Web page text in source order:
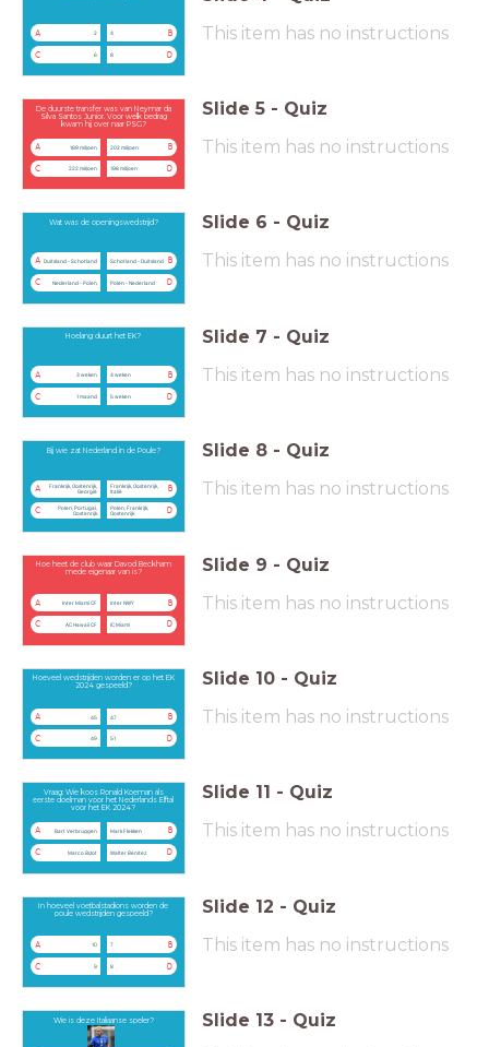
A 2 B
4
C 6 D
8
This item has no instructions
De duurste transfer was van Neymar da
Silva Santos Junior. Voor welk bedrag
kwam hij over naar PSG?
A 189 miljoen B
202 miljoen
C 222 miljoen D
198 miljoen
Slide 5 - Quiz
This item has no instructions
Wat was de openingswedstrijd?
A Duitsland - Schotland B
Schotland - Duitsland
C Nederland - Polen D
Polen - Nederland
Slide 6 - Quiz
This item has no instructions
Hoelang duurt het EK?
A 3 weken B
4 weken
C 1 maand D
5 weken
Slide 7 - Quiz
This item has no instructions
Bij wie zat Nederland in de Poule?
A
Frankrijk, Oostenrijk,
Georgië
B
Frankrijk, Oostenrijk,
Italië
C
Polen, Portugal,
Oostenrijk
D
Polen, Frankrijk,
Oostenrijk
Slide 8 - Quiz
This item has no instructions
Hoe heet de club waar Davod Beckham
mede eigenaar van is?
A Inter Miami CF B
Inter NWY
C AC Hawaii CF D
IC Miami
Slide 9 - Quiz
This item has no instructions
Hoeveel wedstrijden worden er op het EK
2024 gespeeld?
A 45 B
47
C 49 D
51
Slide 10 - Quiz
This item has no instructions
Vraag: Wie koos Ronald Koeman als
eerste doelman voor het Nederlands Elftal
voor het EK 2024?
A Bart Verbruggen B
Mark Flekken
C Marco Bizot D
Walter Benitez
Slide 11 - Quiz
This item has no instructions
In hoeveel voetbalstadions worden de
poule wedstrijden gespeeld?
A 10 B
7
C 9 D
8
Slide 12 - Quiz
This item has no instructions
Wie is deze Italiaanse speler? Slide 13 - Quiz